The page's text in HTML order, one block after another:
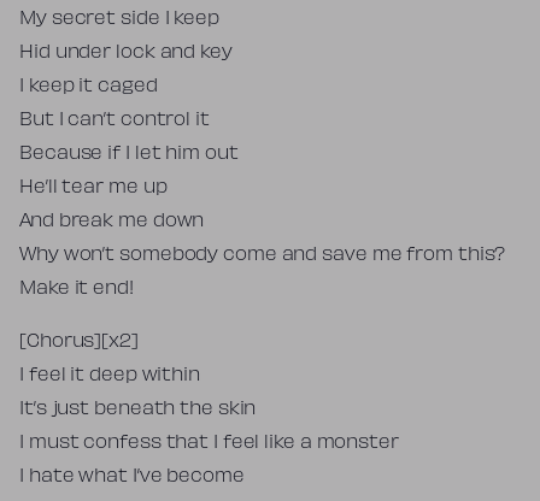
My secret side I keep
Hid under lock and key
I keep it caged
But I can’t control it
Because if I let him out
He’ll tear me up
And break me down
Why won’t somebody come and save me from this?
Make it end!
[Chorus][x2]
I feel it deep within
It’s just beneath the skin
I must confess that I feel like a monster
I hate what I’ve become